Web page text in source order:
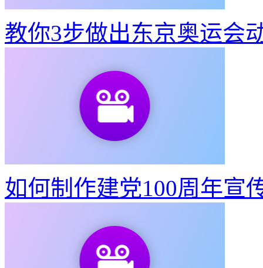
教你3步做出东京奥运会
如何制作建党100周年宣